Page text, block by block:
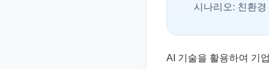
시나리오: 친환경
AI 기술을 활용하여 기